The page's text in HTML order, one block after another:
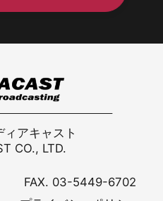
アキャスト
CO., LTD.
FAX. 03-5449-6702